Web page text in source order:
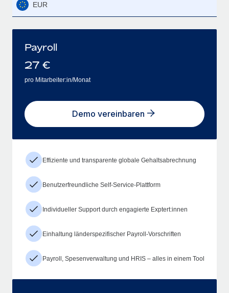
EUR
Payroll
27 €
pro Mitarbeiter:in/Monat
Demo vereinbaren
Effiziente und transparente globale Gehaltsabrechnung
Benutzerfreundliche Self-Service-Plattform
Individueller Support durch engagierte Exptert:innen
Einhaltung länderspezifischer Payroll-Vorschriften
Payroll, Spesenverwaltung und HRIS – alles in einem Tool